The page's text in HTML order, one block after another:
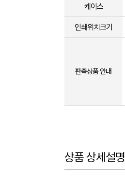
케이스
인쇄위치크기
판촉상품 안내
상품 상세설명